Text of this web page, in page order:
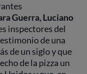
Guerra, Luciano
inspectores del
de una
de un siglo y que
de la pizza un